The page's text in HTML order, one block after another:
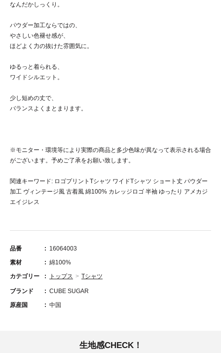
なんだかしっくり。
パウダー加工ならではの、
やさしい色褪せ感が、
ほどよく力の抜けた雰囲気に。
ゆるっと着られる、
ワイドシルエット。
少し短めの丈で、
バランスよくまとまります。
※モニター・環境等により実際の商品と多少色味が異なって表示される場合
がございます。予めご了承をお願い致します。
関連キーワード: ロゴプリントTシャツ ワイドTシャツ ショート丈 パウダー
加工 ヴィンテージ風 古着風 綿100% カレッジロゴ 半袖 ゆったり アメカジ
エイジレス
品番
16064003
素材
綿100%
カテゴリー
トップス Tシャツ
ブランド
CUBE SUGAR
原産国
中国
生地感CHECK！